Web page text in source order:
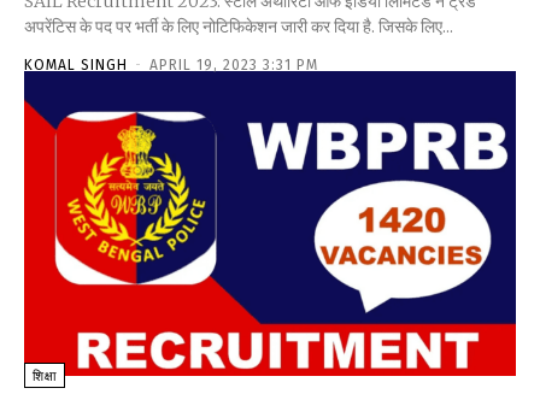
अपरेंटिस के पद पर भर्ती के लिए नोटिफिकेशन जारी कर दिया है. जिसके लिए...
KOMAL SINGH - APRIL 19, 2023 3:31 PM
शिक्षा